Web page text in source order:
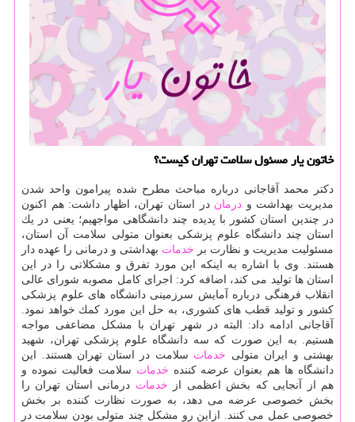
خاتون یار مسئول سلامت تهران كیست؟
دكتر محمد آقاجانی درباره مباحث مطرح شده پیرامون واحد شدن
مدیریت بهداشت و درمان در استان تهران، اظهار داشت: هم اكنون
در چندین استان كشور با پدیده چند دانشگاهی مواجهیم؛ یعنی در یك
استان چند دانشگاه علوم پزشكی بعنوان متولی سلامت آن استان،
مسئولیت مدیریت و نظارت بر خدمات بهداشتی و درمانی را عهده دار
هستند. وی با اشاره به اینكه این مورد تفرق و مشكلاتی را در این
استان ها تولید می كند، اضافه كرد: اجرای كامل مصوبه شورای عالی
انقلاب فرهنگی درباره آمایش سرزمینی دانشگاه های علوم پزشكی
كشور و تولید قطب های كشوری، به حل این مورد كمك خواهد نمود.
آقاجانی ادامه داد: البته در شهر تهران با مشكل مضاعفی مواجه
هستیم. به این صورت كه سه دانشگاه علوم پزشكی تهران، شهید
بهشتی و ایران متولی خدمات سلامت در استان تهران هستند. این
دانشگاه ها هم بعنوان عرضه كننده خدمات سلامت فعالیت نموده و
هم از آنجایی كه بخش اعظمی از خدمات درمانی استان تهران را
بخش خصوصی عرضه می دهد، به صورت نظارت كننده بر بخش
خصوصی عمل می كنند. ازاین رو مشكل چند متولی بودن سلامت در